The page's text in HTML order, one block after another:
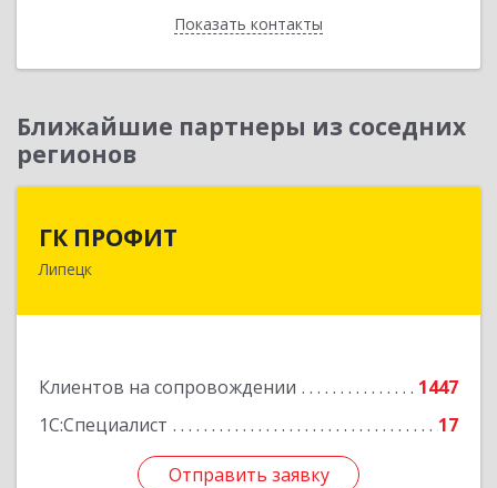
Показать контакты
Назад
Ближайшие партнеры из соседних
регионов
ГК ПРОФИТ
Липецк
Клиентов на сопровождении
1447
1С:Специалист
17
Отправить заявку
398001, Липецкая обл, Липецк г, Советская ул,
Отправить заявку